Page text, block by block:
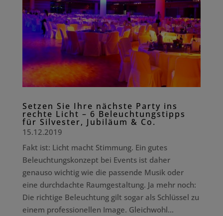
Setzen Sie Ihre nächste Party ins
rechte Licht – 6 Beleuchtungstipps
für Silvester, Jubiläum & Co.
15.12.2019
Fakt ist: Licht macht Stimmung. Ein gutes
Beleuchtungskonzept bei Events ist daher
genauso wichtig wie die passende Musik oder
eine durchdachte Raumgestaltung. Ja mehr noch:
Die richtige Beleuchtung gilt sogar als Schlüssel zu
einem professionellen Image. Gleichwohl...